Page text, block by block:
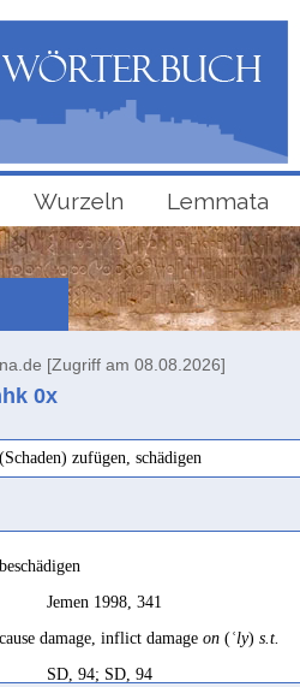
Wurzeln Lemmata
[Zugriff am 08.08.2026]
0x
(Schaden) zufügen, schädigen
beschädigen
Jemen 1998, 341
cause damage, inflict damage on (ʿly) s.t.
SD, 94; SD, 94